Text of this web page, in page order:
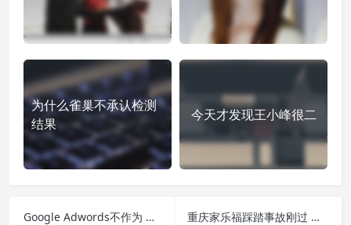
为什么雀巢不承认检测
结果
今天才发现王小峰很二
Google Adwords不作为 属自掘坟墓
重庆家乐福踩踏事故刚过 商场又掀促销高潮